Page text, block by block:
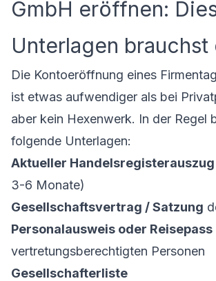
GmbH eröffnen:
Unterlagen brauchst
Die Kontoeröffnung eines
ist etwas aufwendiger als bei
aber kein Hexenwerk. In der Regel
folgende Unterlagen:
Aktueller Handelsregisterauszug
3-6 Monate)
Gesellschaftsvertrag / Satzung
Personalausweis oder Reisepass
vertretungsberechtigten Personen
Gesellschafterliste